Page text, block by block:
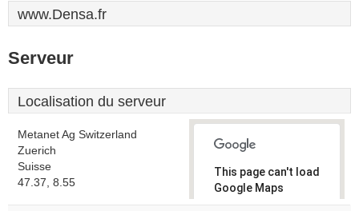
www.Densa.fr
Serveur
Localisation du serveur
Metanet Ag Switzerland
Zuerich
Suisse
47.37, 8.55
This page can't load
Google Maps
correctly.